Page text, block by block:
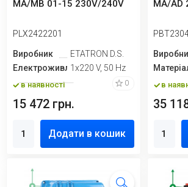
MA/MB 01-15 230V/240V
PLX2422201
Виробник
ETATRON D.S.
Електроживлення1х220 V, 50 Hz
в наявності 0
15 472 грн.
Додати в кошик
MA/AD
в
35